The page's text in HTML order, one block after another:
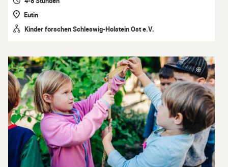
Eutin
Kinder forschen Schleswig-Holstein Ost e.V.